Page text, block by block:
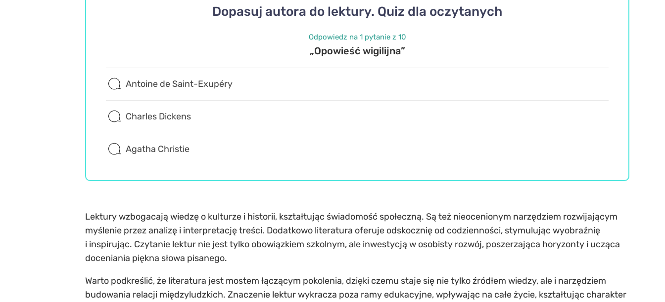
Dopasuj autora do lektury. Quiz dla oczytanych
Odpowiedz na 1 pytanie z 10
„Opowieść wigilijna”
Antoine de Saint-Exupéry
Charles Dickens
Agatha Christie
Lektury wzbogacają wiedzę o kulturze i historii, kształtując świadomość społeczną. Są też nieocenionym narzędziem rozwijającym
myślenie przez analizę i interpretację treści. Dodatkowo literatura oferuje odskocznię od codzienności, stymulując wyobraźnię
i inspirując. Czytanie lektur nie jest tylko obowiązkiem szkolnym, ale inwestycją w osobisty rozwój, poszerzająca horyzonty i ucząca
doceniania piękna słowa pisanego.
Warto podkreślić, że literatura jest mostem łączącym pokolenia, dzięki czemu staje się nie tylko źródłem wiedzy, ale i narzędziem
budowania relacji międzyludzkich. Znaczenie lektur wykracza poza ramy edukacyjne, wpływając na całe życie, kształtując charakter